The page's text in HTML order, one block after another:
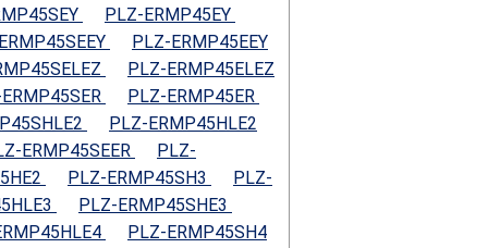
PLZ-ERMP45EY
PLZ-ERMP45EEY
PLZ-ERMP45ELEZ
PLZ-ERMP45ER
PLZ-ERMP45HLE2
ERMP45SEER
PLZ-
PLZ-ERMP45SH3
PLZ-
PLZ-ERMP45SHE3
PLZ-ERMP45SH4